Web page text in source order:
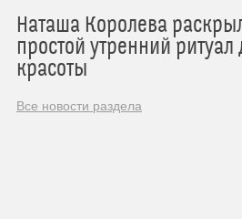
Наташа Королева
простой утренний ритуал
красоты
Все новости раздела